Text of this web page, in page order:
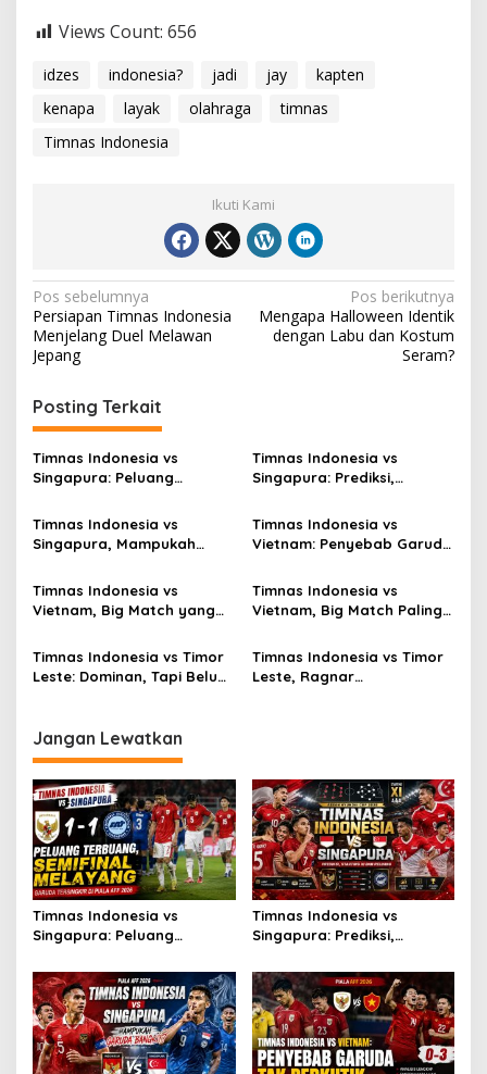
Views Count: 656
idzes indonesia? jadi jay
kapten
kenapa
layak olahraga
timnas
Timnas Indonesia
Ikuti Kami
Navigasi
pos
Pos sebelumnya
Persiapan Timnas Indonesia
Menjelang Duel Melawan
Jepang
Pos berikutnya
Mengapa Halloween Identik
dengan Labu dan Kostum
Seram?
Posting Terkait
Timnas Indonesia vs
Singapura: Peluang
Melayang
Timnas Indonesia vs
Singapura: Prediksi,
Timnas Indonesia vs
Singapura, Mampukah
Timnas Indonesia vs
Vietnam: Penyebab Garuda
Timnas Indonesia vs
Vietnam, Big Match yang
Timnas Indonesia vs
Vietnam, Big Match Paling
Timnas Indonesia vs Timor
Leste: Dominan, Tapi Belum
Timnas Indonesia vs Timor
Leste, Ragnar
Jangan Lewatkan
Timnas Indonesia vs
Singapura: Peluang
Melayang
Timnas Indonesia vs
Singapura: Prediksi,